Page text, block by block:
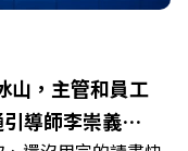
🔺在迎向黃金十年的
未來？ 主持人／
興 與談人／嘉義縣
媒集團董事長 謝金
人力發展所所長 許
山，主管和員工
導師李崇義、